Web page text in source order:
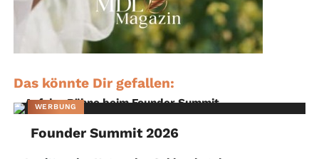
Das könnte Dir gefallen:
WERBUNG
Founder Summit 2026